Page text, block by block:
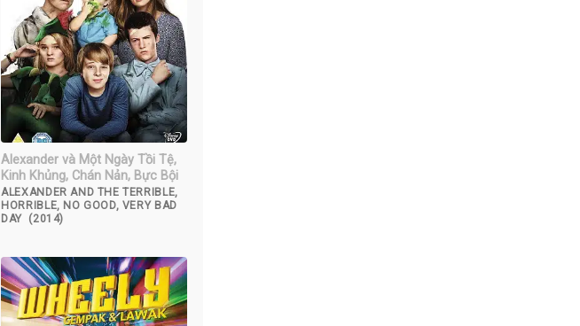
Alexander và Một Ngày Tồi Tệ,
Kinh Khủng, Chán Nản, Bực Bội
ALEXANDER AND THE TERRIBLE,
HORRIBLE, NO GOOD, VERY BAD
DAY (2014)